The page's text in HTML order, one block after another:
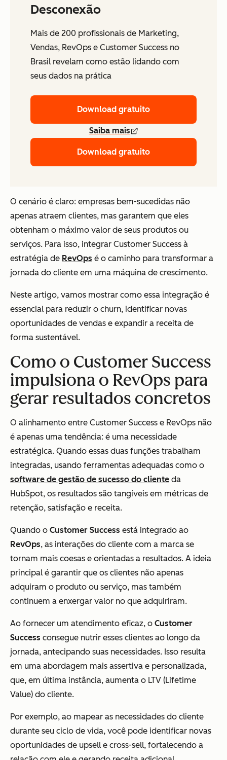
Desconexão
Mais de 200 profissionais de Marketing,
Vendas, RevOps e Customer Success no
Brasil revelam como estão lidando com
seus dados na prática
Download gratuito
Saiba mais
Download gratuito
O cenário é claro: empresas bem-sucedidas não
apenas atraem clientes, mas garantem que eles
obtenham o máximo valor de seus produtos ou
serviços. Para isso, integrar Customer Success à
estratégia de RevOps é o caminho para transformar a
jornada do cliente em uma máquina de crescimento.
Neste artigo, vamos mostrar como essa integração é
essencial para reduzir o churn, identificar novas
oportunidades de vendas e expandir a receita de
forma sustentável.
Como o Customer Success
impulsiona o RevOps para
gerar resultados concretos
O alinhamento entre Customer Success e RevOps não
é apenas uma tendência: é uma necessidade
estratégica. Quando essas duas funções trabalham
integradas, usando ferramentas adequadas como o
software de gestão de sucesso do cliente da
HubSpot, os resultados são tangíveis em métricas de
retenção, satisfação e receita.
Quando o Customer Success está integrado ao
RevOps, as interações do cliente com a marca se
tornam mais coesas e orientadas a resultados. A ideia
principal é garantir que os clientes não apenas
adquiram o produto ou serviço, mas também
continuem a enxergar valor no que adquiriram.
Ao fornecer um atendimento eficaz, o Customer
Success consegue nutrir esses clientes ao longo da
jornada, antecipando suas necessidades. Isso resulta
em uma abordagem mais assertiva e personalizada,
que, em última instância, aumenta o LTV (Lifetime
Value) do cliente.
Por exemplo, ao mapear as necessidades do cliente
durante seu ciclo de vida, você pode identificar novas
oportunidades de upsell e cross-sell, fortalecendo a